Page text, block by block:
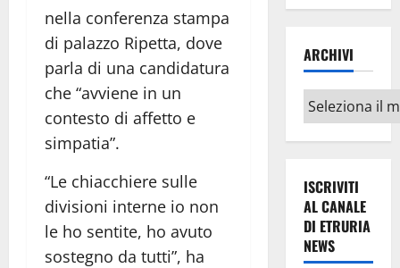
nella conferenza stampa
di palazzo Ripetta, dove
parla di una candidatura
che “avviene in un
contesto di affetto e
simpatia”.
“Le chiacchiere sulle
divisioni interne io non
le ho sentite, ho avuto
sostegno da tutti”, ha
ARCHIVI
Archivi
ISCRIVITI
AL CANALE
DI ETRURIA
NEWS